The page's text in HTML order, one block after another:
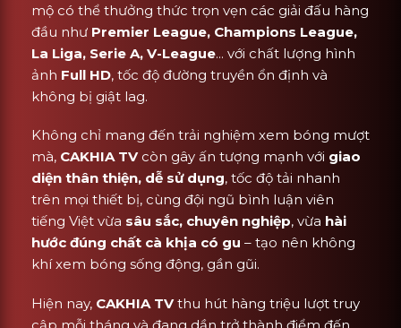
mộ có thể thưởng thức trọn vẹn các giải đấu hàng
đầu như Premier League, Champions League,
La Liga, Serie A, V-League... với chất lượng hình
ảnh Full HD, tốc độ đường truyền ổn định và
không bị giật lag.
Không chỉ mang đến trải nghiệm xem bóng mượt
mà, CAKHIA TVcòn gây ấn tượng mạnh với giao
diện thân thiện, dễ sử dụng, tốc độ tải nhanh
trên mọi thiết bị, cùng đội ngũ bình luận viên
tiếng Việt vừa sâu sắc, chuyên nghiệp, vừa hài
hước đúng chất cà khịa có gu – tạo nên không
khí xem bóng sống động, gần gũi.
Hiện nay, CAKHIA TVthu hút hàng triệu lượt truy
cập mỗi tháng và đang dần trở thành điểm đến